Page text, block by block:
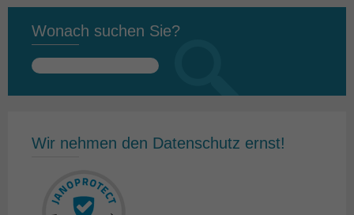
Wonach suchen Sie?
Suchen
Wir nehmen den Datenschutz ernst!